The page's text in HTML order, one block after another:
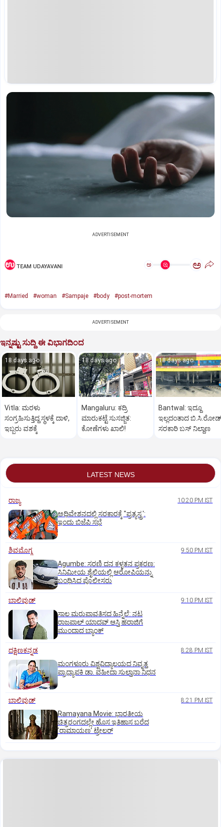
ADVERTISEMENT
TEAM UDAYAVANI ಅ ಅ
#Married #woman #Sampaje #body #post-mortem
ADVERTISEMENT
ಇನ್ನಷ್ಟು ಸುದ್ದಿ ಈ ವಿಭಾಗದಿಂದ
18 days ago
Vitla: ಮರಳು
ಸಂಗ್ರಹಿಸುತ್ತಿದ್ದ ಸ್ಥಳಕ್ಕೆ ದಾಳಿ,
ಇಬ್ಬರು ವಶಕ್ಕೆ
18 days ago
Mangaluru: ಕದ್ರಿ
ಮಾರುಕಟ್ಟೆ ಸುಸಜ್ಜಿತ:
ಕೋಣೆಗಳು ಖಾಲಿ!
18 days ago
Bantwal: ಇದ್ದೂ
ಇಲ್ಲದಂತಾದ
ಸರಕಾರಿ ಬಸ್‌ ನಿಲ್ದಾಣ
LATEST NEWS
ರಾಜ್ಯ 10:20 PM IST
ಅಧಿವೇಶನದಲ್ಲಿ ಸರಕಾರಕ್ಕೆ "ಪ್ರತ್ಯಸ್ತ್ರ':
ಇಂದು ಬಿಜೆಪಿ ಸಭೆ
ಶಿವಮೊಗ್ಗ 9:50 PM IST
Agumbe: ಸರಣಿ ದನ ಕಳ್ಳತನ ಪ್ರಕರಣ:
ಸಿನಿಮೀಯ ಶೈಲಿಯಲ್ಲಿ ಆರೋಪಿಯನ್ನು
ಬಂಧಿಸಿದ ಪೊಲೀಸರು
ಬಾಲಿವುಡ್‌ 9:10 PM IST
ಸಾಲ ಮರುಪಾವತಿಸದ ಹಿನ್ನೆಲೆ: ನಟ
ರಾಜಪಾಲ್ ಯಾದವ್‌ ಆಸ್ತಿ ಹರಾಜಿಗೆ
ಮುಂದಾದ ಬ್ಯಾಂಕ್
ದಕ್ಷಿಣಕನ್ನಡ 8:28 PM IST
ಮಂಗಳೂರು ವಿಶ್ವವಿದ್ಯಾಲಯದ ನಿವೃತ್ತ
ಪ್ರಾಧ್ಯಾಪಕಿ ಡಾ. ವಹೀದಾ ಸುಲ್ತಾನಾ ನಿಧನ
ಬಾಲಿವುಡ್‌ 8:21 PM IST
Ramayana Movie: ಭಾರತೀಯ
ಚಿತ್ರರಂಗದಲ್ಲೇ ಹೊಸ ಇತಿಹಾಸ ಬರೆದ
ʼರಾಮಾಯಣʼ ಟ್ರೇಲರ್